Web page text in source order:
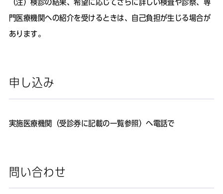
（注）検診の結果、希望に応じてさらに詳しい検査や診察、専
門医療機関への紹介を受けるときは、自己負担が生じる場合が
あります。
申し込み
実施医療機関（受診券に記載の一覧参照）へ電話で
問い合わせ